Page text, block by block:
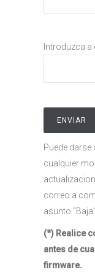
Introduzca
Puede darse
cualquier
correo a
asunto “Baja”
(*) Realice
antes de
firmware.